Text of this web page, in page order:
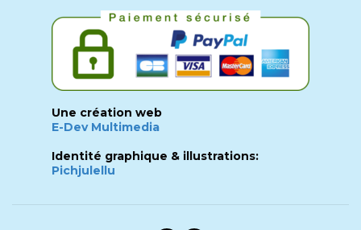
Une création web
E-Dev Multimedia
Identité graphique & illustrations:
Pichjulellu